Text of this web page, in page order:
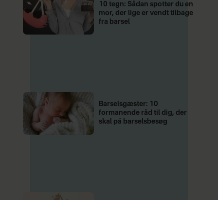
10 tegn: Sådan spotter du en
mor, der lige er vendt tilbage
fra barsel
Barselsgæster: 10
formanende råd til dig, der
skal på barselsbesøg